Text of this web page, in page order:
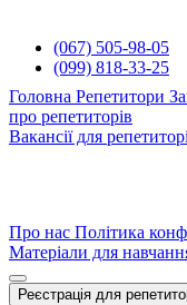
(067) 505-98-05
(099) 818-33-25
Головна Репетитори
про репетиторів
Вакансії для
Про нас Політика
Матеріали для
Реєстрація для